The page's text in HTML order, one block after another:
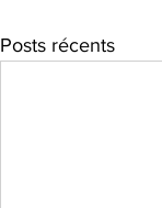
Posts récents